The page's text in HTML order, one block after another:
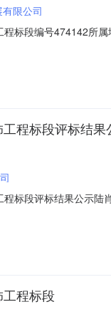
限公司
标段编号474142所
轨道城市发展有限
程标段评标结果
标段评标结果公示
人联系电话028-
程标段